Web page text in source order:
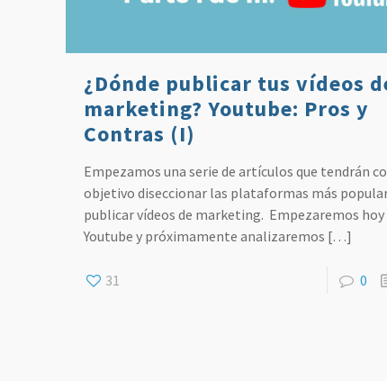
¿Dónde publicar tus vídeos
marketing? Youtube: Pros y
Contras (I)
Empezamos una serie de artículos que tendrán
objetivo diseccionar las plataformas más
publicar vídeos de marketing. Empezaremos hoy
Youtube y próximamente analizaremos […]
31 0